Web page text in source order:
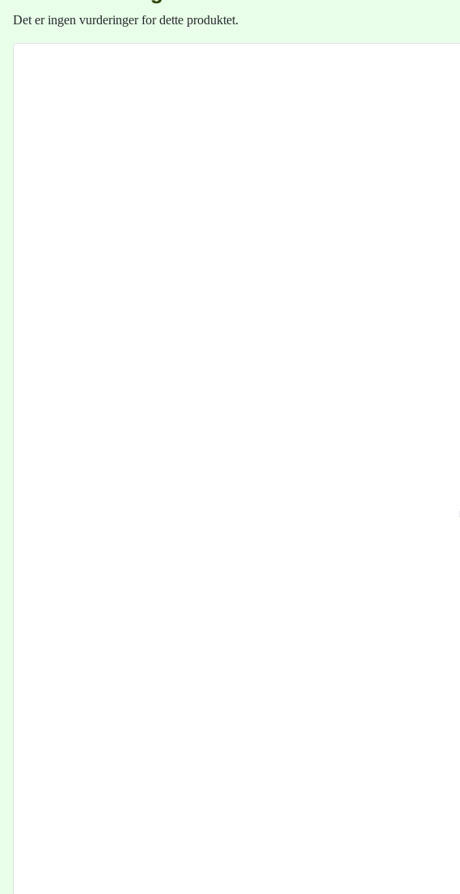
Det er ingen vurderinger for dette produktet.